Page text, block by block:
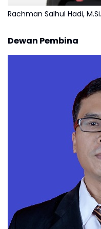
Rachman Salhul Hadi, M.Si.
Dewan Pembina